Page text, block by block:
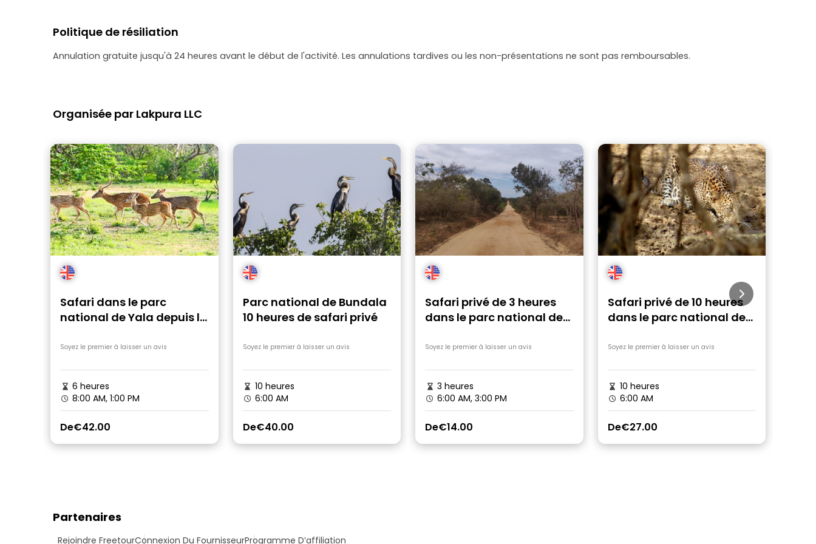
Politique de résiliation
Annulation gratuite jusqu'à 24 heures avant le début de l'activité. Les annulations tardives ou les non-présentations ne sont pas remboursables.
Organisée par Lakpura LLC
Safari dans le parc
national de Yala depuis le
Hambantota
Soyez le premier à laisser un avis
6 heures
8:00 AM, 1:00 PM
De€42.00
Parc national de Bundala
10 heures de safari privé
Soyez le premier à laisser un avis
10 heures
6:00 AM
De€40.00
Safari privé de 3 heures
dans le parc national de
Soyez le premier à laisser un avis
3 heures
6:00 AM, 3:00 PM
De€14.00
Safari privé de 10 heures
dans le parc national de
Soyez le premier à laisser un avis
10 heures
6:00 AM
De€27.00
Partenaires
Rejoindre FreetourConnexion Du FournisseurProgramme D’affiliation